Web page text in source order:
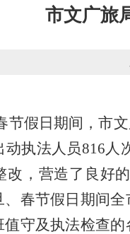
市文广旅
假日期间，市
动执法人员816人
， 营造了良好
、春节假日期间全
守及执法检查